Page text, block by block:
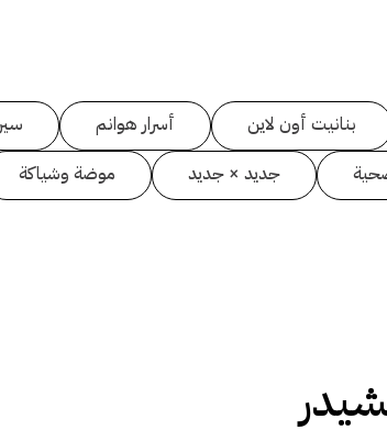
بنانيت أون لاين أسرار هوانم
جديد × جديد
موضة وشياكة